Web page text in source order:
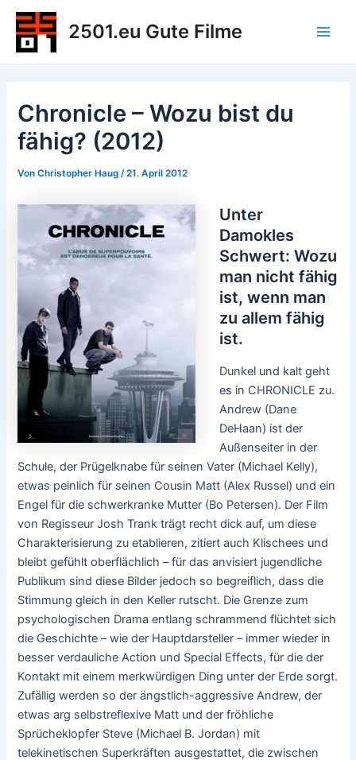
Zum
Inhalt
springen
2501.eu Gute Filme
Chronicle – Wozu bist du
fähig? (2012)
VonChristopher Haug/21. April 2012
Unter
Damokles
Schwert: Wozu
man nicht fähig
ist, wenn man
zu allem fähig
ist.
Dunkel und kalt geht
es in CHRONICLE zu.
Andrew (Dane
DeHaan) ist der
Außenseiter in der
Schule, der Prügelknabe für seinen Vater (Michael Kelly),
etwas peinlich für seinen Cousin Matt (Alex Russel) und ein
Engel für die schwerkranke Mutter (Bo Petersen). Der Film
von Regisseur Josh Trank trägt recht dick auf, um diese
Charakterisierung zu etablieren, zitiert auch Klischees und
bleibt gefühlt oberflächlich – für das anvisiert jugendliche
Publikum sind diese Bilder jedoch so begreiflich, dass die
Stimmung gleich in den Keller rutscht. Die Grenze zum
psychologischen Drama entlang schrammend flüchtet sich
die Geschichte – wie der Hauptdarsteller – immer wieder in
besser verdauliche Action und Special Effects, für die der
Kontakt mit einem merkwürdigen Ding unter der Erde sorgt.
Zufällig werden so der ängstlich-aggressive Andrew, der
etwas arg selbstreflexive Matt und der fröhliche
Sprücheklopfer Steve (Michael B. Jordan) mit
telekinetischen Superkräften ausgestattet, die zwischen